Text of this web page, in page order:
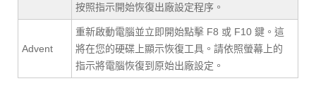
按照指示開始恢復出廠設定程序。
Advent
重新啟動電腦並立即開始點擊 F8 或 F10 鍵。這
將在您的硬碟上顯示恢復工具。請依照螢幕上的
指示將電腦恢復到原始出廠設定。